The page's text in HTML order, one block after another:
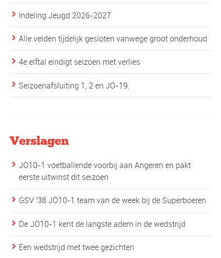
Indeling Jeugd 2026-2027
Alle velden tijdelijk gesloten vanwege groot onderhoud
4e elftal eindigt seizoen met verlies
Seizoenafsluiting 1, 2 en JO-19.
Verslagen
JO10-1 voetballende voorbij aan Angeren en pakt
eerste uitwinst dit seizoen
GSV '38 JO10-1 team van de week bij de Superboeren
De JO10-1 kent de langste adem in de wedstrijd
Een wedstrijd met twee gezichten